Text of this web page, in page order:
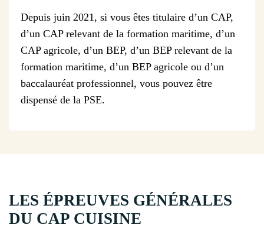
Depuis juin 2021, si vous êtes titulaire d’un CAP,
d’un CAP relevant de la formation maritime, d’un
CAP agricole, d’un BEP, d’un BEP relevant de la
formation maritime, d’un BEP agricole ou d’un
baccalauréat professionnel, vous pouvez être
dispensé de la PSE.
LES ÉPREUVES GÉNÉRALES
DU CAP CUISINE